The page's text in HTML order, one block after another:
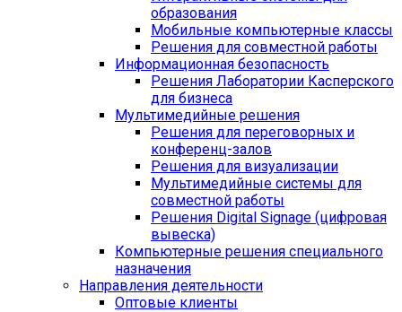
образования
Мобильные компьютерные классы
Решения для совместной работы
Информационная безопасность
Решения Лаборатории Касперского
для бизнеса
Мультимедийные решения
Решения для переговорных и
конференц-залов
Решения для визуализации
Мультимедийные системы для
совместной работы
Решения Digital Signage (цифровая
вывеска)
Компьютерные решения специального
назначения
Направления деятельности
Оптовые клиенты